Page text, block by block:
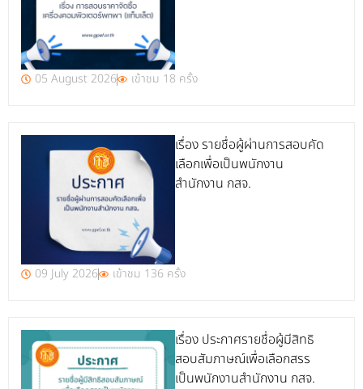
05 August 2026 เข้าชม 18 ครั้ง
เรื่อง รายชื่อผู้ผ่านการสอบคัด
เลือกเพื่อเป็นพนักงาน
สำนักงาน กสจ.
09 July 2026 เข้าชม 136 ครั้ง
เรื่อง ประกาศรายชื่อผู้มีสิทธิ
สอบสัมภาษณ์เพื่อเลือกสรร
เป็นพนักงานสำนักงาน กสจ.